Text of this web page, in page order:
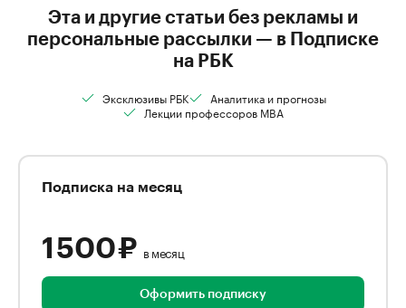
Эта и другие статьи без рекламы и
персональные рассылки — в Подписке
на РБК
Эксклюзивы РБК
Аналитика и прогнозы
Лекции профессоров MBA
Подписка на месяц
1 500 ₽ в месяц
Оформить подписку